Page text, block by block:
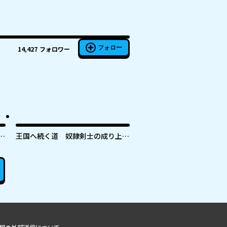
14,427 フォロワー フォロー
王国へ続く道 奴隷剣士の成り上が